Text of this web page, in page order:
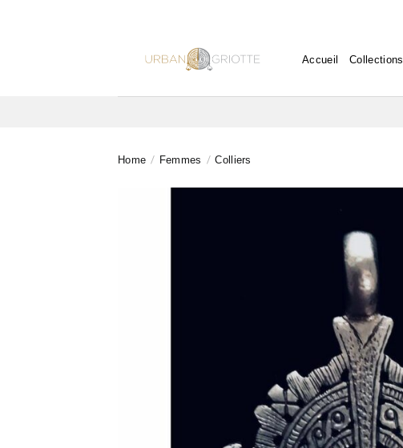
Accueil Collections
Home / Femmes / Colliers